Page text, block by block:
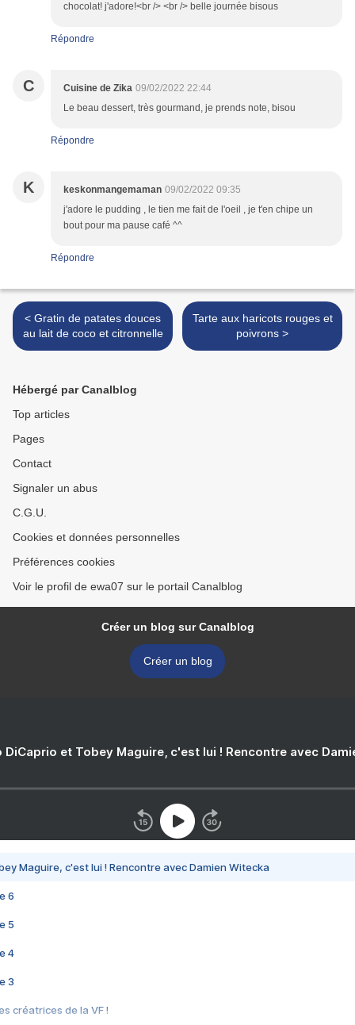
chocolat! j'adore!<br /> <br /> belle journée bisous
Répondre
C Cuisine de Zika 09/02/2022 22:44
Le beau dessert, très gourmand, je prends note, bisou
Répondre
K keskonmangemaman 09/02/2022 09:35
j'adore le pudding , le tien me fait de l'oeil , je t'en chipe un
bout pour ma pause café ^^
Répondre
< Gratin de patates douces
au lait de coco et citronnelle
Tarte aux haricots rouges et
poivrons >
Hébergé par Canalblog
Top articles
Pages
Contact
Signaler un abus
C.G.U.
Cookies et données personnelles
Préférences cookies
Voir le profil de ewa07 sur le portail Canalblog
Créer un blog sur Canalblog
Créer un blog
DiCaprio et Tobey Maguire, c'est lui ! Rencontre avec
Maguire, c'est lui ! Rencontre avec Damien Witecka
6
5
4
3
créatrices de la VF !